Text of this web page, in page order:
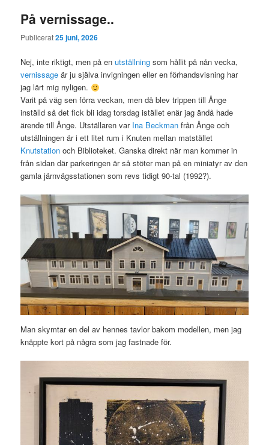
På vernissage..
Publicerat25 juni, 2026
Nej, inte riktigt, men på enutställning som hållit på nån vecka,
vernissage är ju själva invigningen eller en förhandsvisning har
jag lärt mig nyligen.
Varit på väg sen förra veckan, men då blev trippen till Ånge
inställd så det fick bli idag torsdag istället enär jag ändå hade
ärende till Ånge. Utställaren var Ina Beckman från Ånge och
utställningen är i ett litet rum i Knuten mellan matstället
Knutstation och Biblioteket. Ganska direkt när man kommer in
från sidan där parkeringen är så stöter man på en miniatyr av den
gamla järnvägsstationen som revs tidigt 90-tal (1992?).
Man skymtar en del av hennes tavlor bakom modellen, men jag
knäppte kort på några som jag fastnade för.